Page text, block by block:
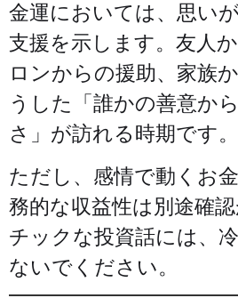
金運においては、思い
支援を示します。友人
ロンからの援助、家族
うした「誰かの善意か
さ」が訪れる時期です。
ただし、感情で動くお
務的な収益性は別途確
チックな投資話には、
ないでください。